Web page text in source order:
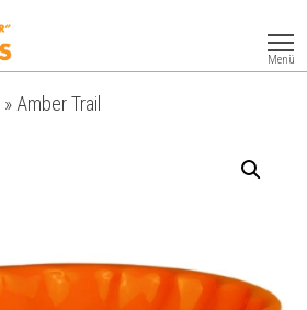
Glass
Menü
» Amber Trail